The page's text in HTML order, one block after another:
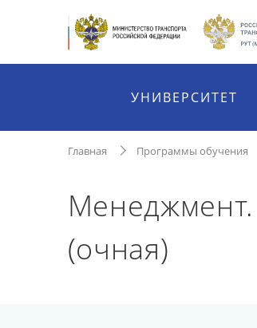
УНИВЕРСИТЕТ
Главная Программы обучения
(очная)